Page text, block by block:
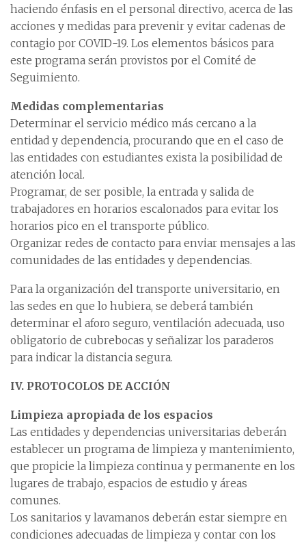
haciendo énfasis en el personal directivo, acerca de las
acciones y medidas para prevenir y evitar cadenas de
contagio por COVID-19. Los elementos básicos para
este programa serán provistos por el Comité de
Seguimiento.
Medidas complementarias
Determinar el servicio médico más cercano a la
entidad y dependencia, procurando que en el caso de
las entidades con estudiantes exista la posibilidad de
atención local.
Programar, de ser posible, la entrada y salida de
trabajadores en horarios escalonados para evitar los
horarios pico en el transporte público.
Organizar redes de contacto para enviar mensajes a las
comunidades de las entidades y dependencias.
Para la organización del transporte universitario, en
las sedes en que lo hubiera, se deberá también
determinar el aforo seguro, ventilación adecuada, uso
obligatorio de cubrebocas y señalizar los paraderos
para indicar la distancia segura.
IV. PROTOCOLOS DE ACCIÓN
Limpieza apropiada de los espacios
Las entidades y dependencias universitarias deberán
establecer un programa de limpieza y mantenimiento,
que propicie la limpieza continua y permanente en los
lugares de trabajo, espacios de estudio y áreas
comunes.
Los sanitarios y lavamanos deberán estar siempre en
condiciones adecuadas de limpieza y contar con los